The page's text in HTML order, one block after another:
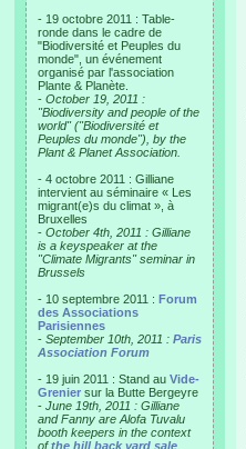
- 19 octobre 2011 : Table-
ronde dans le cadre de
"Biodiversité et Peuples du
monde", un événement
organisé par l'association
Plante & Planète.
- October 19, 2011 :
"Biodiversity and people of the
world" ("Biodiversité et
Peuples du monde"), by the
Plant & Planet Association.
- 4 octobre 2011 : Gilliane
intervient au séminaire « Les
migrant(e)s du climat », à
Bruxelles
- October 4th, 2011 : Gilliane
is a keyspeaker at the
"Climate Migrants" seminar in
Brussels
- 10 septembre 2011 : Forum
des Associations
Parisiennes
- September 10th, 2011 : Paris
Association Forum
- 19 juin 2011 : Stand au Vide-
Grenier sur la Butte Bergeyre
- June 19th, 2011 : Gilliane
and Fanny are Alofa Tuvalu
booth keepers in the context
ofthe hill back yard sale